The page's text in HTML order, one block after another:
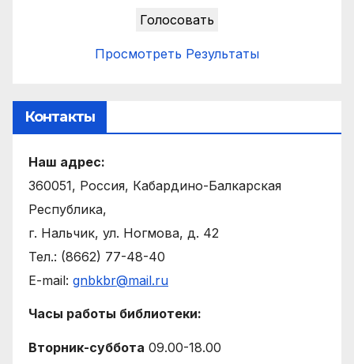
Просмотреть Результаты
Контакты
Наш адрес:
360051, Россия, Кабардино-Балкарская
Республика,
г. Нальчик, ул. Ногмова, д. 42
Тел.: (8662) 77-48-40
E-mail: gnbkbr@mail.ru
Часы работы библиотеки:
Вторник-суббота 09.00-18.00